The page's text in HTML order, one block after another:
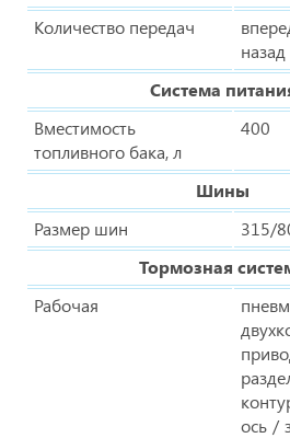
Количество передач
Система
Вместимость
топливного бака, л
400
Шины
Размер шин
315/
Тормозная
Рабочая
ось /